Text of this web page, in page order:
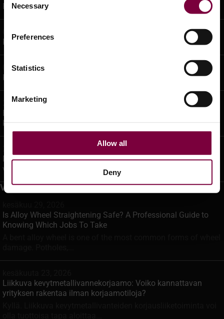
Selection
Necessary
Preferences
Statistics
Marketing
Allow all
Deny
Kolme kesätarjousta – Rajoitettu erä
02/06/2026 -
Kesätarjoukset: 3 huipputarjousta – vain rajoitetun ajan
02/06/2026 -
Kolme kesätarjousta – Rajoitettu erä
29/05/2026 -
Entä jos sinun ei koskaan tarvitsisi ulkoistaa pyörien
korjausta uudelleen?
Mitä jos sinun ei enää koskaan tarvitsisi ulkoistaa
vannekorjauksia?
Viimeisimmät viestit
Is Alloy Wheel Straightening Safe? A Professional Guide to
Knowing Which Jobs To Take
Liikkuva kevytmetallivannekorjaamo: Voiko kannattavan
yrityksen rakentaa ilman korjaamotiloja?